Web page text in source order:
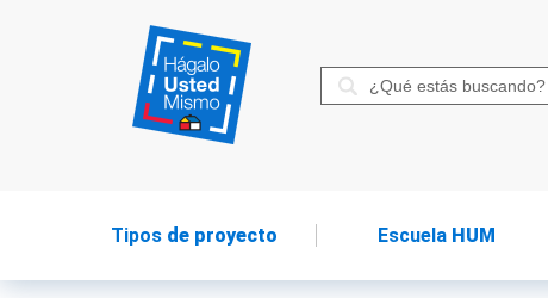
Tipos de proyecto Escuela HUM